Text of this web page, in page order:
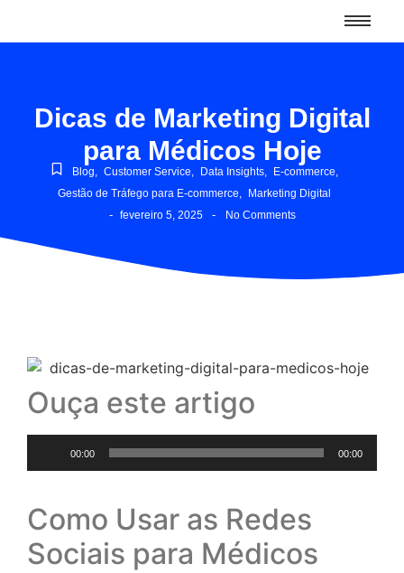
Dicas de Marketing Digital
para Médicos Hoje
Blog Customer Service Data Insights E-commerce
Gestão de Tráfego para E-commerce
Marketing Digital
- fevereiro 5, 2025 - No Comments
Ouça este artigo
00:00 00:00
Como Usar as Redes
Sociais para Médicos